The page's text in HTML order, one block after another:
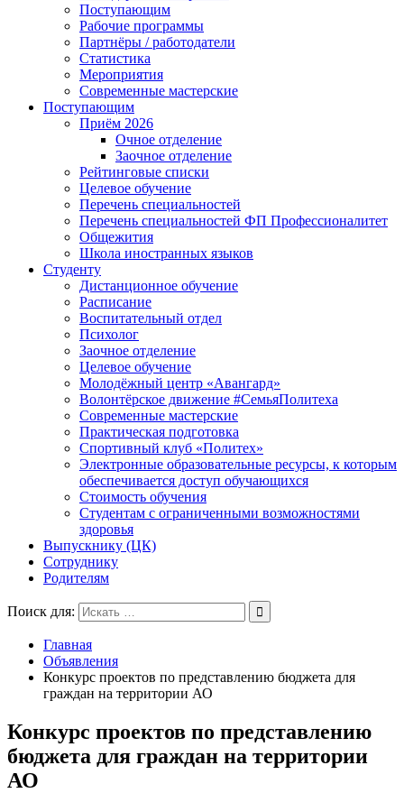
Поступающим
Рабочие программы
Партнёры / работодатели
Статистика
Мероприятия
Современные мастерские
Поступающим
Приём 2026
Очное отделение
Заочное отделение
Рейтинговые списки
Целевое обучение
Перечень специальностей
Перечень специальностей ФП Профессионалитет
Общежития
Школа иностранных языков
Студенту
Дистанционное обучение
Расписание
Воспитательный отдел
Психолог
Заочное отделение
Целевое обучение
Молодёжный центр «Авангард»
Волонтёрское движение #СемьяПолитеха
Современные мастерские
Практическая подготовка
Спортивный клуб «Политех»
Электронные образовательные ресурсы, к которым
обеспечивается доступ обучающихся
Стоимость обучения
Студентам с ограниченными возможностями
здоровья
Выпускнику (ЦК)
Сотруднику
Родителям
Поиск для:
Главная
Объявления
Конкурс проектов по представлению бюджета для
граждан на территории АО
Конкурс проектов по представлению
бюджета для граждан на территории
АО